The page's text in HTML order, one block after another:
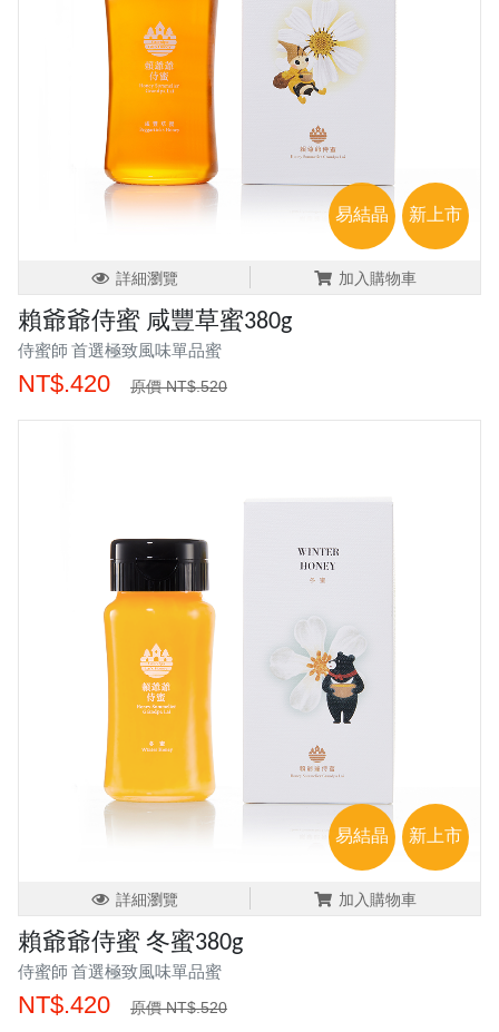
新上市
易結晶
詳細瀏覽 加入購物車
賴爺爺侍蜜 咸豐草蜜380g
侍蜜師 首選極致風味單品蜜
NT$.420 原價 NT$.520
新上市
易結晶
詳細瀏覽 加入購物車
賴爺爺侍蜜 冬蜜380g
侍蜜師 首選極致風味單品蜜
NT$.420 原價 NT$.520